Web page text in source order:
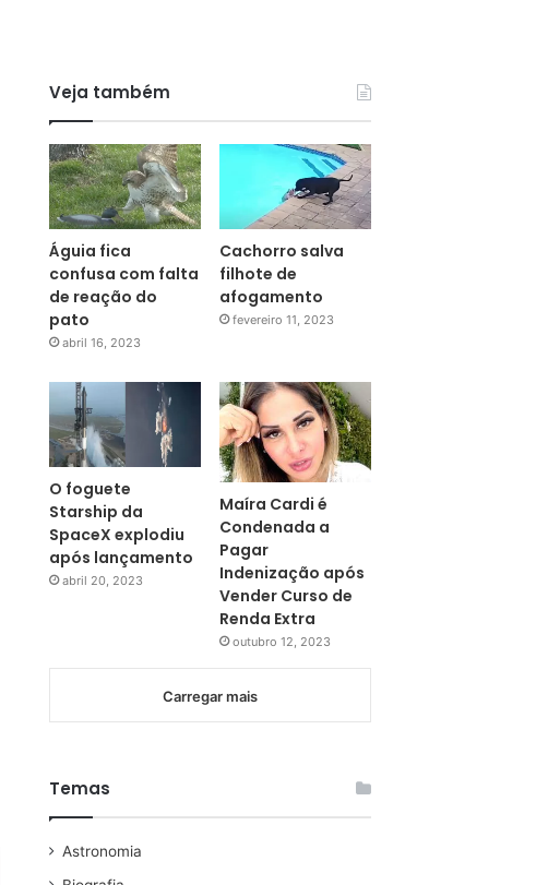
Veja também
Águia fica
confusa com falta
de reação do
pato
abril 16, 2023
Cachorro salva
filhote de
afogamento
fevereiro 11, 2023
O foguete
Starship da
SpaceX explodiu
após lançamento
abril 20, 2023
Maíra Cardi é
Condenada a
Pagar
Indenização após
Vender Curso de
Renda Extra
outubro 12, 2023
Carregar mais
Temas
Astronomia